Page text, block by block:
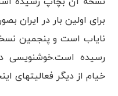
برای اولین بار در ایران
نایاب است و پنجمین
رسیده است.خوشنویسی
خیام از دیگر فعالیتهای